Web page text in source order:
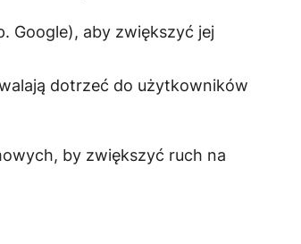
Google), aby zwiększyć jej
dotrzeć do użytkowników
by zwiększyć ruch na